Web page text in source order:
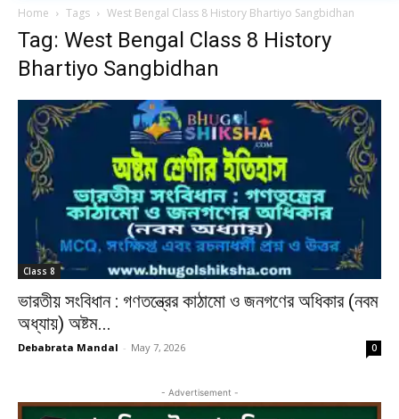
Home Tags West Bengal Class 8 History Bhartiyo Sangbidhan
Tag: West Bengal Class 8 History
Bhartiyo Sangbidhan
Class 8
ভারতীয় সংবিধান : গণতন্ত্রের কাঠামো ও জনগণের অধিকার (নবম
অধ্যায়) অষ্টম...
Debabrata Mandal - May 7, 2026 0
- Advertisement -